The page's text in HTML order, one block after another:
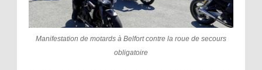
Manifestation de motards à Belfort contre la roue de secours
obligatoire